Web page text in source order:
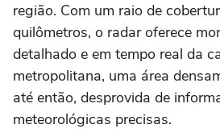
região. Com um raio de
quilômetros, o radar oferece
detalhado e em tempo real da
metropolitana, uma área
até então, desprovida de
meteorológicas precisas.